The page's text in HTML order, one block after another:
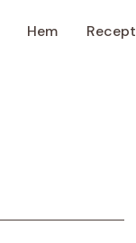
Hem Recept